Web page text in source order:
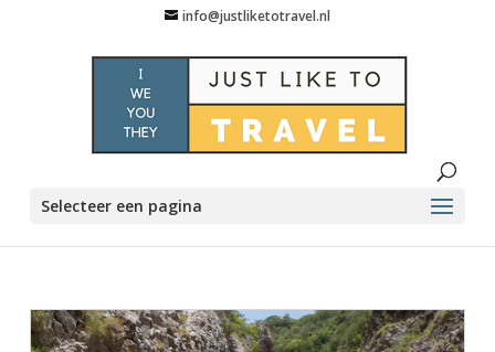
info@justliketotravel.nl
Selecteer een pagina